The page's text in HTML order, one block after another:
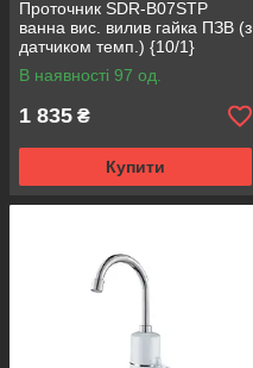
Проточник SDR-B07STP
ванна вис. вилив гайка ПЗВ (з
датчиком темп.) {10/1}
В наявності 97 од.
1 835 ₴
Купити